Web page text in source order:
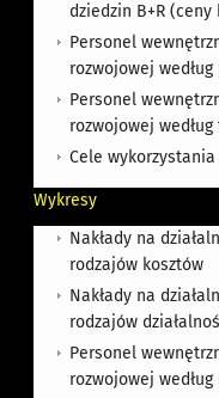
dziedzin B+R (ceny
Personel
rozwojowej
Personel
rozwojowej
Cele
Wykresy
Nakłady na
rodzajów kosztów
Nakłady na
rodzajów
Personel
rozwojowej według